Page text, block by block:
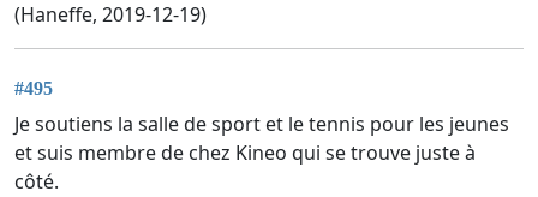
(Haneffe, 2019-12-19)
#495
Je soutiens la salle de sport et le tennis pour les jeunes
et suis membre de chez Kineo qui se trouve juste à
côté.